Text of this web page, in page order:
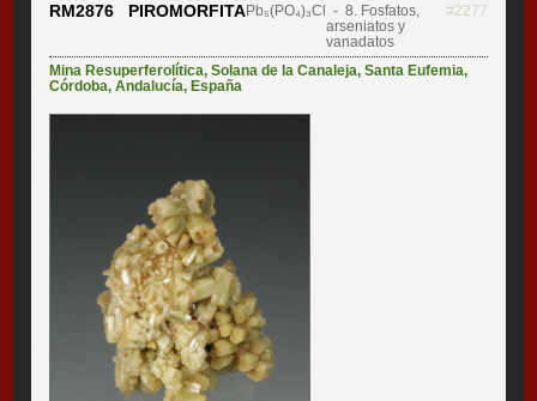
RM2876 PIROMORFITAPb₅(PO₄)₃Cl
- 8. Fosfatos,
arseniatos y
vanadatos
#2277
Mina Resuperferolítica,Solana de la Canaleja,Santa Eufemia,
Córdoba,Andalucía, España